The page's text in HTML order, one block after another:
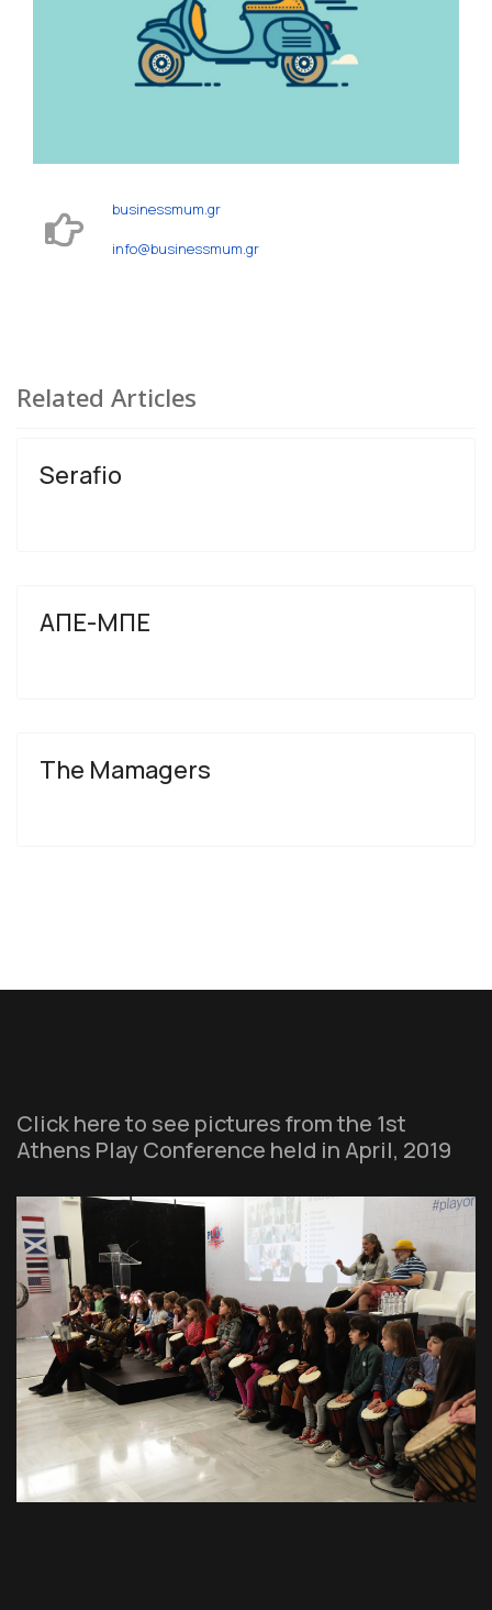
businessmum.gr
info@businessmum.gr
Related Articles
Serafio
ΑΠΕ-ΜΠΕ
The Mamagers
Click here to see pictures from the 1st
Athens Play Conference held in April, 2019